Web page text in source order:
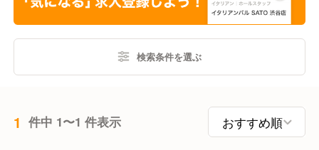
検索条件を選ぶ
1 件中 1〜1 件表示